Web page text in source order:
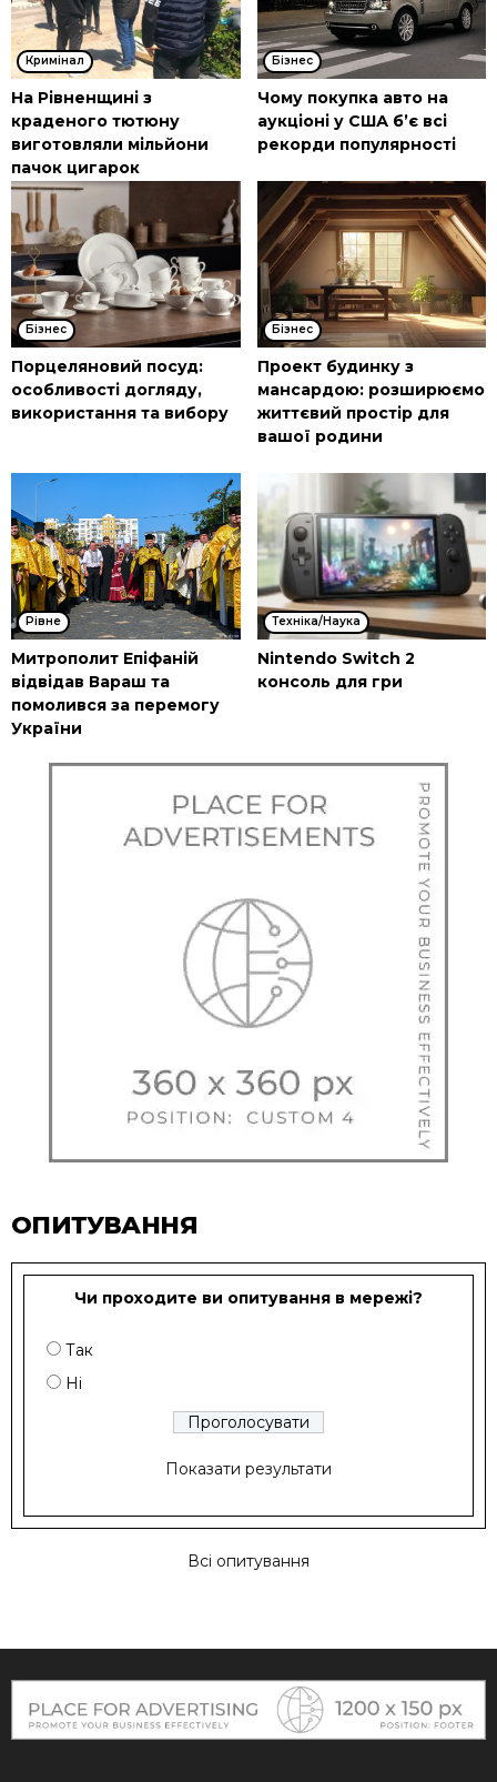
Кримінал
На Рівненщині з
краденого тютюну
виготовляли мільйони
пачок цигарок
Бізнес
Чому покупка авто на
аукціоні у США б’є всі
рекорди популярності
Бізнес
Порцеляновий посуд:
особливості догляду,
використання та вибору
Бізнес
Проект будинку з
мансардою: розширюємо
життєвий простір для
вашої родини
Рівне
Митрополит Епіфаній
відвідав Вараш та
помолився за перемогу
України
Техніка/Наука
Nintendo Switch 2
консоль для гри
ОПИТУВАННЯ
Чи проходите ви опитування в мережі?
Так
Ні
Показати результати
Всі опитування